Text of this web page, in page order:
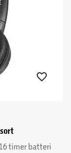
timer batteri